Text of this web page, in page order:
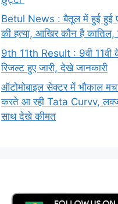
Betul News : बैतूल में हुई हुई
की हत्या, आखिर कौन है
9th 11th Result : 9वी 11वी
रिजल्ट हुए जारी, देखे जानकारी
ऑटोमोबाइल सेक्टर में भौकाल
करते आ रही Tata Curvv,
साथ देखे कीमत